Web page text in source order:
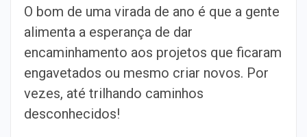
O bom de uma virada de ano é que a gente
alimenta a esperança de dar
encaminhamento aos projetos que ficaram
engavetados ou mesmo criar novos. Por
vezes, até trilhando caminhos
desconhecidos!